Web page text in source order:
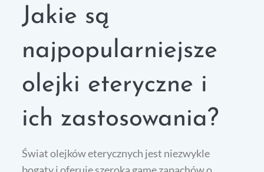
Jakie są
najpopularniejsze
olejki eteryczne i
ich zastosowania?
Świat olejków eterycznych jest niezwykle